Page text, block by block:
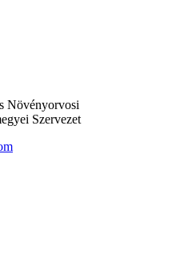
Növényorvosi
Szervezet